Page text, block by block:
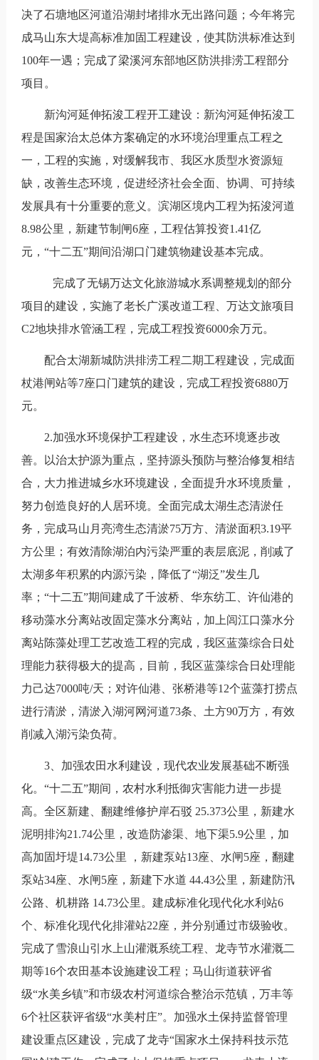
决了石塘地区河道沿湖封堵排水无出路问题；今年将完
成马山东大堤高标准加固工程建设，使其防洪标准达到
100年一遇；完成了梁溪河东部地区防洪排涝工程部分
项目。
新沟河延伸拓浚工程开工建设：新沟河延伸拓浚工
程是国家治太总体方案确定的水环境治理重点工程之
一，工程的实施，对缓解我市、我区水质型水资源短
缺，改善生态环境，促进经济社会全面、协调、可持续
发展具有十分重要的意义。滨湖区境内工程为拓浚河道
8.98公里，新建节制闸6座，工程估算投资1.41亿
元，“十二五”期间沿湖口门建筑物建设基本完成。
完成了无锡万达文化旅游城水系调整规划的部分
项目的建设，实施了老长广溪改道工程、万达文旅项目
C2地块排水管涵工程，完成工程投资6000余万元。
配合太湖新城防洪排涝工程二期工程建设，完成面
杖港闸站等7座口门建筑的建设，完成工程投资6880万
元。
2.加强水环境保护工程建设，水生态环境逐步改
善。以治太护源为重点，坚持源头预防与整治修复相结
合，大力推进城乡水环境建设，全面提升水环境质量，
努力创造良好的人居环境。全面完成太湖生态清淤任
务，完成马山月亮湾生态清淤75万方、清淤面积3.19平
方公里；有效清除湖泊内污染严重的表层底泥，削减了
太湖多年积累的内源污染，降低了“湖泛”发生几
率；“十二五”期间建成了千波桥、华东纺工、许仙港的
移动藻水分离站改固定藻水分离站，加上闾江口藻水分
离站陈藻处理工艺改造工程的完成，我区蓝藻综合日处
理能力获得极大的提高，目前，我区蓝藻综合日处理能
力己达7000吨/天；对许仙港、张桥港等12个蓝藻打捞点
进行清淤，清淤入湖河网河道73条、土方90万方，有效
削减入湖污染负荷。
3、加强农田水利建设，现代农业发展基础不断强
化。“十二五”期间，农村水利抵御灾害能力进一步提
高。全区新建、翻建维修护岸石驳 25.373公里，新建水
泥明排沟21.74公里，改造防渗渠、地下渠5.9公里，加
高加固圩堤14.73公里 ，新建泵站13座、水闸5座，翻建
泵站34座、水闸5座，新建下水道 44.43公里，新建防汛
公路、机耕路 14.73公里。建成标准化现代化水利站6
个、标准化现代化排灌站22座，并分别通过市级验收。
完成了雪浪山引水上山灌溉系统工程、龙寺节水灌溉二
期等16个农田基本设施建设工程；马山街道获评省
级“水美乡镇”和市级农村河道综合整治示范镇，万丰等
6个社区获评省级“水美村庄”。加强水土保持监督管理
建设重点区建设，完成了龙寺“国家水土保持科技示范